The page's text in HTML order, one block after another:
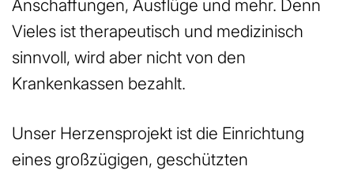
Anschaffungen, Ausflüge und mehr. Denn
Vieles ist therapeutisch und medizinisch
sinnvoll, wird aber nicht von den
Krankenkassen bezahlt.
Unser Herzensprojekt ist die Einrichtung
eines großzügigen, geschützten